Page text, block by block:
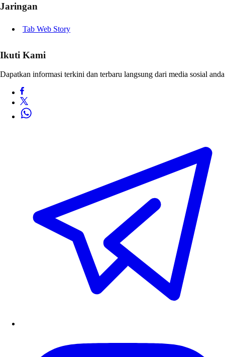
Jaringan
Tab Web Story
Ikuti Kami
Dapatkan informasi terkini dan terbaru langsung dari media sosial anda